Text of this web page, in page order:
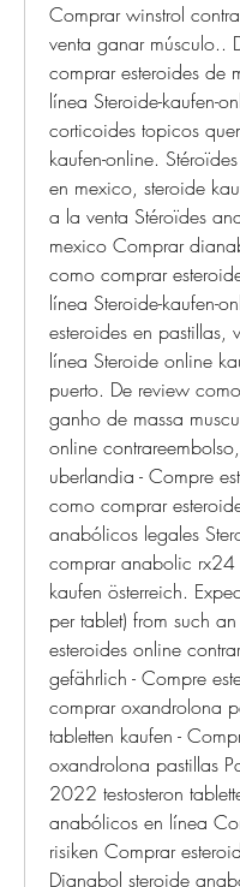
Comprar winstrol
venta ganar músculo..
comprar esteroides de
línea Steroide-kaufen-
corticoides topicos
kaufen-online.
en mexico, steroide
a la venta Stéroïdes
mexico Comprar
como comprar
línea Steroide-kaufen-
esteroides en
línea Steroide online
puerto. De review
ganho de massa
online
uberlandia - Compre
como comprar
anabólicos legales
comprar anabolic rx24
kaufen österreich.
per tablet) from such
esteroides online
gefährlich - Compre
comprar oxandrolona
tabletten kaufen -
oxandrolona pastillas
2022 testosteron
anabólicos en línea
risiken Comprar
Dianabol steroide